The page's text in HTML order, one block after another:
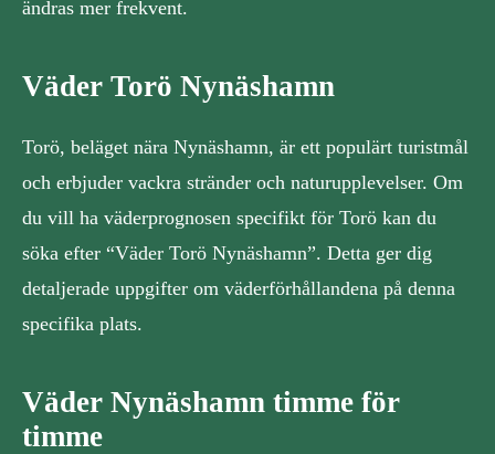
ändras mer frekvent.
Väder Torö Nynäshamn
Torö, beläget nära Nynäshamn, är ett populärt turistmål
och erbjuder vackra stränder och naturupplevelser. Om
du vill ha väderprognosen specifikt för Torö kan du
söka efter “Väder Torö Nynäshamn”. Detta ger dig
detaljerade uppgifter om väderförhållandena på denna
specifika plats.
Väder Nynäshamn timme för
timme